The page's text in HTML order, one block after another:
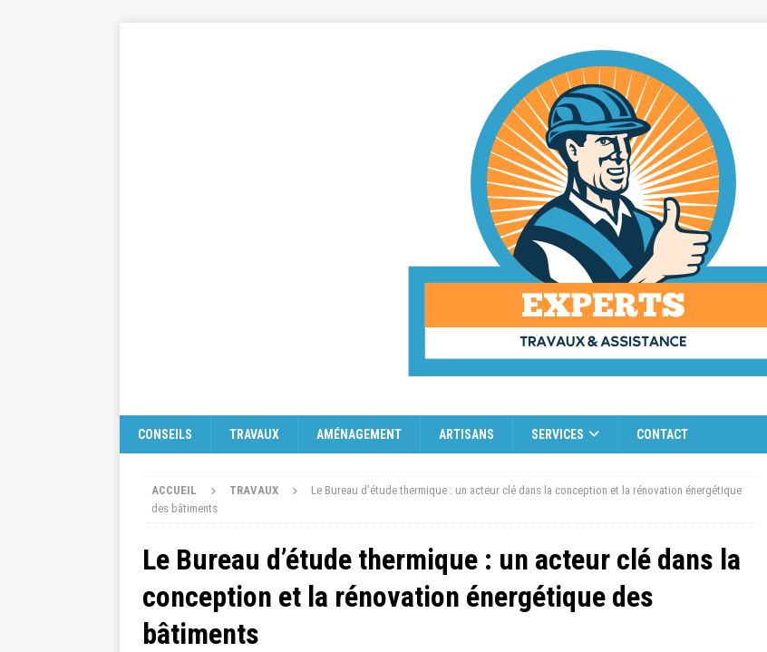
CONSEILS TRAVAUX AMÉNAGEMENT ARTISANS SERVICES CONTACT
ACCUEIL TRAVAUX
Le Bureau d’étude thermique : un acteur clé dans la conception et la rénovation énergétique
des bâtiments
Le Bureau d’étude thermique : un acteur clé dans la
conception et la rénovation énergétique des
bâtiments